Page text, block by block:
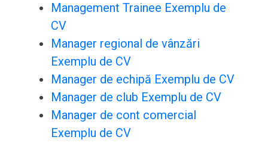
Management Trainee Exemplu de
CV
Manager regional de vânzări
Exemplu de CV
Manager de echipă Exemplu de CV
Manager de club Exemplu de CV
Manager de cont comercial
Exemplu de CV